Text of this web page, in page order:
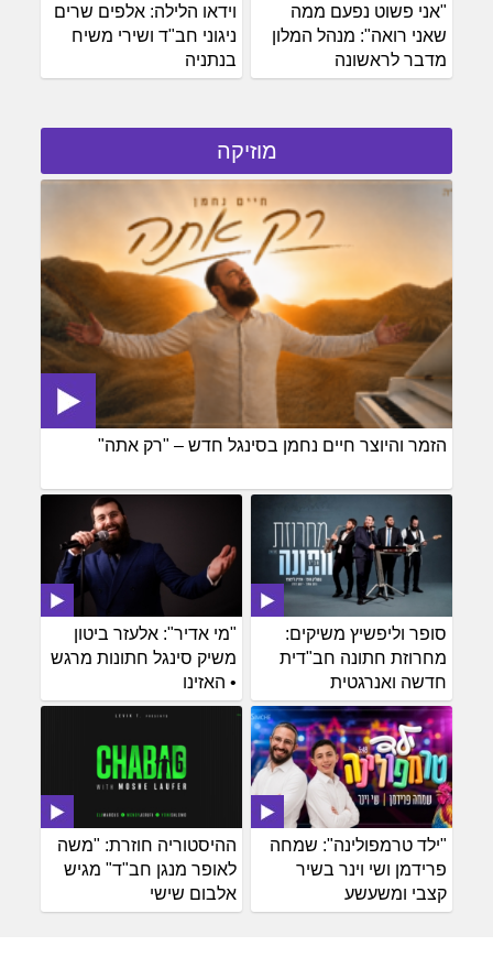
וידאו הלילה: אלפים שרים
ניגוני חב"ד ושירי משיח
בנתניה
"אני פשוט נפעם ממה
שאני רואה": מנהל המלון
מדבר לראשונה
מוזיקה
הזמר והיוצר חיים נחמן בסינגל חדש – "רק אתה"
"מי אדיר": אלעזר ביטון
משיק סינגל חתונות מרגש
• האזינו
סופר וליפשיץ משיקים:
מחרוזת חתונה חב"דית
חדשה ואנרגטית
ההיסטוריה חוזרת: "משה
לאופר מנגן חב"ד" מגיש
אלבום שישי
"ילד טרמפולינה": שמחה
פרידמן ושי וינר בשיר
קצבי ומשעשע